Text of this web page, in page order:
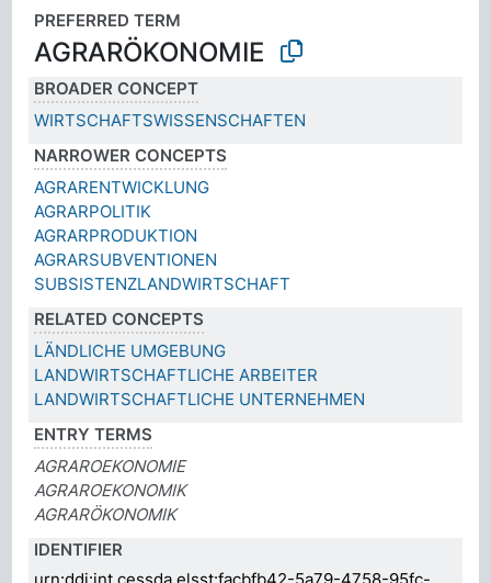
PREFERRED TERM
AGRARÖKONOMIE
BROADER CONCEPT
WIRTSCHAFTSWISSENSCHAFTEN
NARROWER CONCEPTS
AGRARENTWICKLUNG
AGRARPOLITIK
AGRARPRODUKTION
AGRARSUBVENTIONEN
SUBSISTENZLANDWIRTSCHAFT
RELATED CONCEPTS
LÄNDLICHE UMGEBUNG
LANDWIRTSCHAFTLICHE ARBEITER
LANDWIRTSCHAFTLICHE UNTERNEHMEN
ENTRY TERMS
AGRAROEKONOMIE
AGRAROEKONOMIK
AGRARÖKONOMIK
IDENTIFIER
urn:ddi:int.cessda.elsst:facbfb42-5a79-4758-95fc-